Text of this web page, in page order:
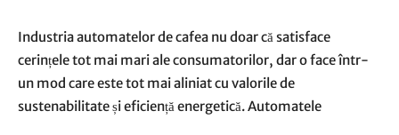
Industria automatelor de cafea nu doar că satisface
cerințele tot mai mari ale consumatorilor, dar o face într-
un mod care este tot mai aliniat cu valorile de
sustenabilitate și eficiență energetică. Automatele